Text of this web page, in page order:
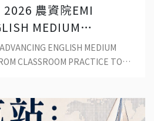
2026 農資院EMI
MEDIUM
FROM
TO
ENGLISH MEDIUM
CLASSROOM PRACTICE TO